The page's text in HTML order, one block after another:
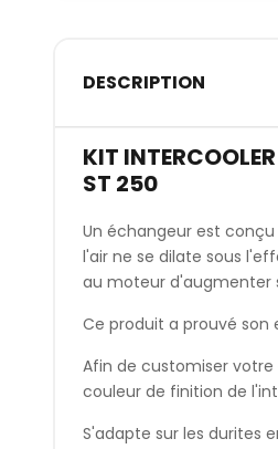
DESCRIPTION
KIT
ST 250
Un échangeur est
l'air ne se dilate sous
au moteur d'augmenter
Ce produit a prouvé son
Afin de customiser
couleur de finition de
S'adapte sur les durites